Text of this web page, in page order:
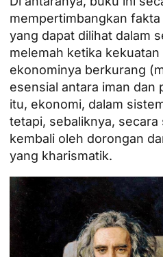
mempertimbangkan
yang dapat dilihat dalam
melemah ketika kekuatan
ekonominya berkurang
esensial antara iman dan
itu, ekonomi, dalam
tetapi, sebaliknya, secara
kembali oleh dorongan
yang kharismatik.